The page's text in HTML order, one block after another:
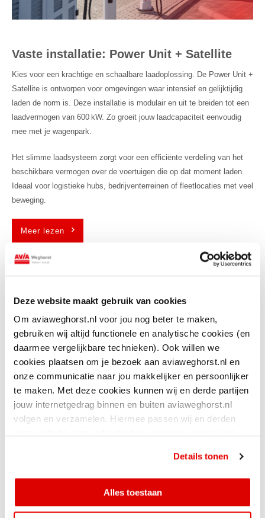
Deze website maakt gebruik van cookies
Om aviaweghorst.nl voor jou nog beter te maken,
gebruiken wij altijd functionele en analytische cookies (en
daarmee vergelijkbare technieken). Ook willen we
cookies plaatsen om je bezoek aan aviaweghorst.nl en
onze communicatie naar jou makkelijker en persoonlijker
te maken. Met deze cookies kunnen wij en derde partijen
jouw internetgedrag binnen en buiten aviaweghorst.nl
volgen en verzamelen. Hiermee passen wij en derden
ga je hiermee akkoord. Je kunt je cookievoorkeuren altijd
Details tonen
Alles toestaan
Vaste installatie: Power Unit + Satellite
Kies voor een krachtige en schaalbare laadoplossing. De Power Unit +
Satellite is ontworpen voor omgevingen waar intensief en gelijktijdig
laden de norm is. Deze installatie is modulair en uit te breiden tot een
laadvermogen van 600 kW. Zo groeit jouw laadcapaciteit eenvoudig
mee met je wagenpark.
Het slimme laadsysteem zorgt voor een efficiënte verdeling van het
beschikbare vermogen over de voertuigen die op dat moment laden.
Ideaal voor logistieke hubs, bedrijventerreinen of fleetlocaties met veel
beweging.
Meer lezen
Zakelijk AC-laden: betrouwbaar,
Voor dagelijks laden op bijvoorbeeld kantoor of bedrijventerrein is een
betrouwbare AC-laadoplossing onmisbaar. Onze zakelijke AC-
laadpalen combineren slimme technologie met een strak design:
perfect passend in iedere professionele omgeving.
Dankzij dynamische load-balancing wordt het beschikbare vermogen
verdeeld over meerdere voertuigen. Of het nu gaat om medewerkers,
bezoekers of een wagenpark: deze oplossing is efficiënt,